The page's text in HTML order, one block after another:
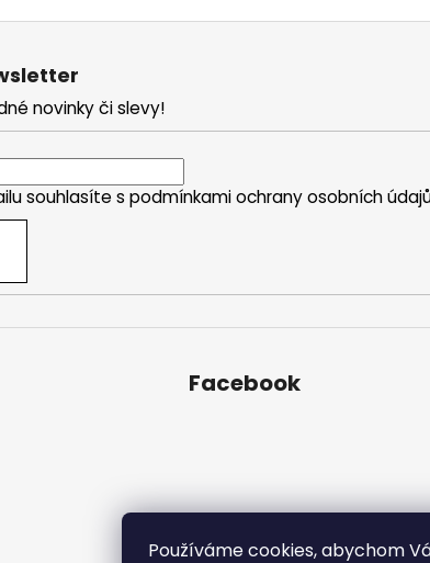
Používáme cookies, abychom
novinky či slevy!
souhlasíte s podmínkami ochrany osobních
Facebook